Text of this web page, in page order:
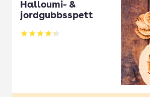
Halloumi- &
jordgubbsspett
Betyg: 4.3 av 5